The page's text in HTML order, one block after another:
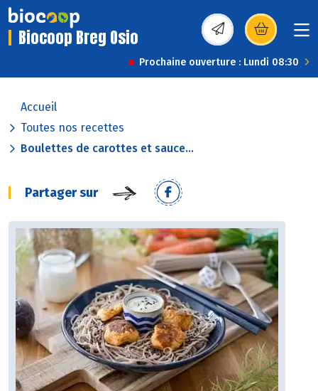
Biocoop Breg Osio (s’ouvre dans une
Prochaine ouverture : Lundi 08:30
Accueil
Toutes nos recettes
Boulettes de carottes et sauce...
Partager sur